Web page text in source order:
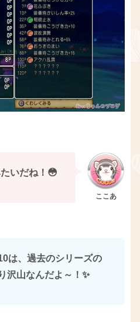
たいだね！😳
は、過去のシリーズの
沢山なんだよ～！✨